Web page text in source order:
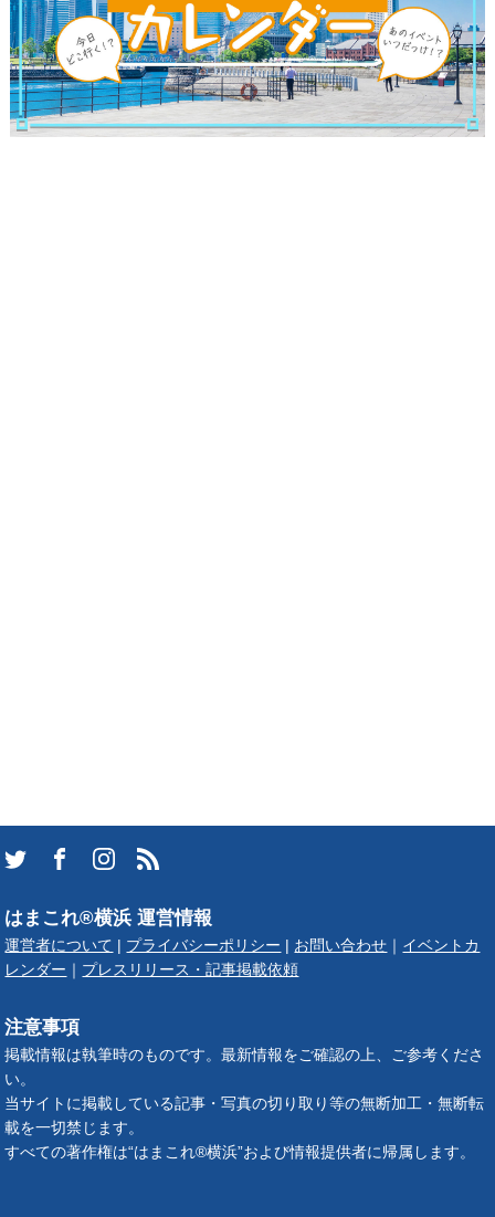
はまこれ®横浜 運営情報
運営者について プライバシーポリシー お問い合わせ
イベントカ
レンダー
プレスリリース・記事掲載依頼
注意事項
掲載情報は執筆時のものです。最新情報をご確認の上、ご参考くださ
い。
当サイトに掲載している記事・写真の切り取り等の無断加工・無断転
載を一切禁じます。
すべての著作権は“はまこれ®横浜”および情報提供者に帰属します。